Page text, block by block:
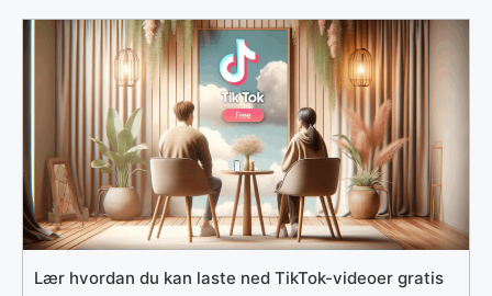
Lær hvordan du kan laste ned TikTok-videoer gratis